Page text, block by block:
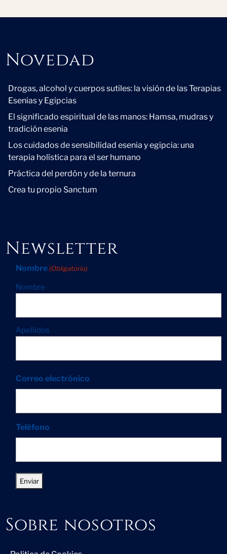
Novedad
Drogas, alcohol y cuerpos sutiles: la visión de las Terapias
Esenias y Egipcias
El significado espiritual de las manos: Hamsa, mudras y
tradición esenia
Los cuidados de sensibilidad esenia y egipcia: una
terapia holística para el ser humano
Práctica del perdón y de la ternura
Crea tu propio Sanctum
Newsletter
Nombre (Obligatorio)
Nombre
Apellidos
Correo electrónico
Teléfono
Sobre nosotros